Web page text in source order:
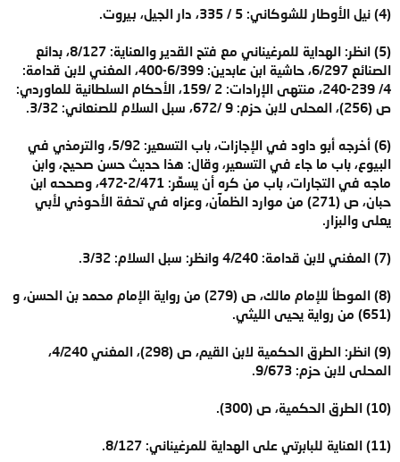
(4) نيل الأوطار للشوكاني: 5 / 335، دار الجيل، بيروت.
(5) انظر: الهداية للمرغيناني مع فتح القدير والعناية: 8/127، بدائع
الصنائع 6/297، حاشية ابن عابدين: 6/399-400، المغني لابن قدامة:
4/ 239-240، منتهى الإرادات: 2 /159، الأحكام السلطانية للماوردي:
ص (256)، المحلى لابن حزم: 9 /672، سبل السلام للصنعاني: 3/32.
(6) أخرجه أبو داود في الإجازات، باب التسعير: 5/92، والترمذي في
البيوع، باب ما جاء في التسعير، وقال: هذا حديث حسن صحيح، وابن
ماجه في التجارات، باب من كره أن يسعِّر: 2/471-472، وصححه ابن
حبان، ص (271) من موارد الظمآن، وعزاه في تحفة الأحوذي لأبي
يعلى والبزار.
(7) المغني لابن قدامة: 4/240 وانظر: سبل السلام: 3/32.
(8) الموطأ للإمام مالك، ص (279) من رواية الإمام محمد بن الحسن، و
(651) من رواية يحيى الليثي.
(9) انظر: الطرق الحكمية لابن القيم، ص (298)، المغني 4/240،
المحلى لابن حزم: 9/673.
(10) الطرق الحكمية، ص (300).
(11) العناية للبابرتي على الهداية للمرغيناني: 8/127.